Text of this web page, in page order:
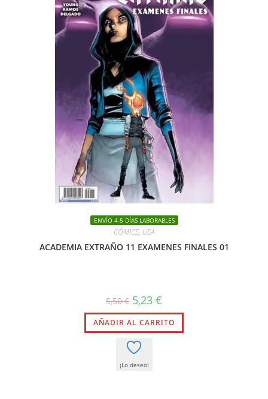
ENVÍO 4-5 DÍAS LABORABLES
CÓMICS, USA
ACADEMIA EXTRAÑO 11 EXAMENES FINALES 01
5,50€ El
precio
original
era:
5,50 €.
5,23 €
actual
es:
5,23 €.
AÑADIR AL CARRITO
¡Lo deseo!